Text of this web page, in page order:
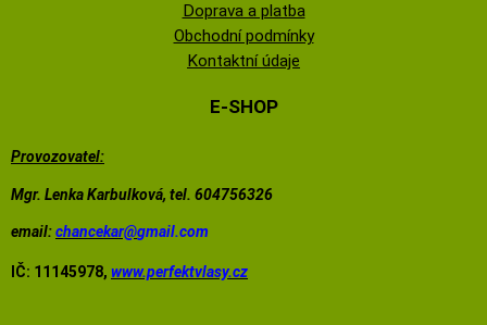
Doprava a platba
Obchodní podmínky
Kontaktní údaje
E-SHOP
Provozovatel:
Mgr. Lenka Karbulková, tel. 604756326
email:chancekar@gmail.com
IČ: 11145978, www.perfektvlasy.cz